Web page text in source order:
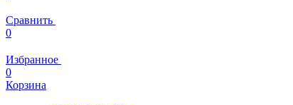
Сравнить
0
Избранное
0
Корзина